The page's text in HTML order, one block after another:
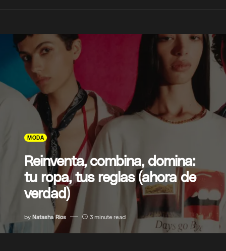
MODA
Reinventa, combina, domina:
tu ropa, tus reglas (ahora de
verdad)
by Natasha Rios 3 minute read